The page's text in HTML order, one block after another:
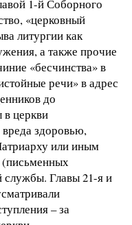
1-й Соборного
«церковный
литургии как
а также прочие
«бесчинства» в
речи» в адрес
до
церкви
здоровью,
или иным
(письменных
службы. Главы 21-я и
– за